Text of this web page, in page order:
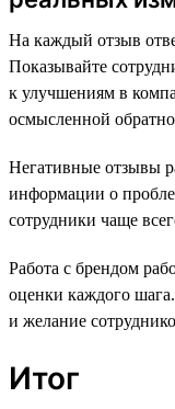
На каждый отзыв
Показывайте
к улучшениям в
осмысленной
Негативные отзывы
информации о
сотрудники чаще
Работа с брендом
оценки каждого
и желание
Итог